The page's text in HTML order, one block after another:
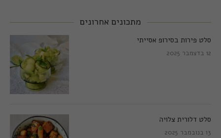
מתכונים אחרונים
סלט פירות בסירופ אסייתי
12 בדצמבר 2025
סלט דלורית צלויה
13 בנובמבר 2025